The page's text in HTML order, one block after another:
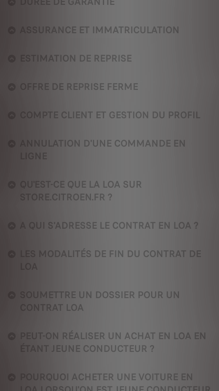
ASSURANCE ET IMMATRICULATION
ESTIMATION DE REPRISE
OFFRE DE REPRISE FERME
COMPTE CLIENT ET GESTION DU PROFIL
ANNULATION D'UNE COMMANDE EN
QU'EST-CE QUE LA LOA SUR
STORE.CITROEN.FR ?
A QUI S'ADRESSE LE CONTRAT EN LOA ?
LES MODALITÉS DE FIN DU CONTRAT DE
SOUMETTRE UN DOSSIER POUR UN
CONTRAT LOA
PEUT-ON RÉALISER UN ACHAT EN LOA EN
ÉTANT JEUNE CONDUCTEUR ?
POURQUOI ACHETER UNE VOITURE EN